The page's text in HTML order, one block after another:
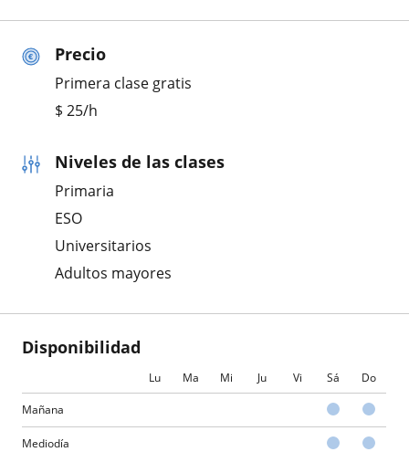
Precio
Primera clase gratis
$ 25/h
Niveles de las clases
Primaria
ESO
Universitarios
Adultos mayores
Disponibilidad
Lu Ma Mi Ju Vi Sá Do
Mañana
Mediodía